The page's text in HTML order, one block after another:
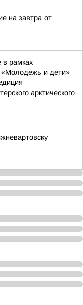
на завтра от
в рамках
«Молодежь и дети»
арктического